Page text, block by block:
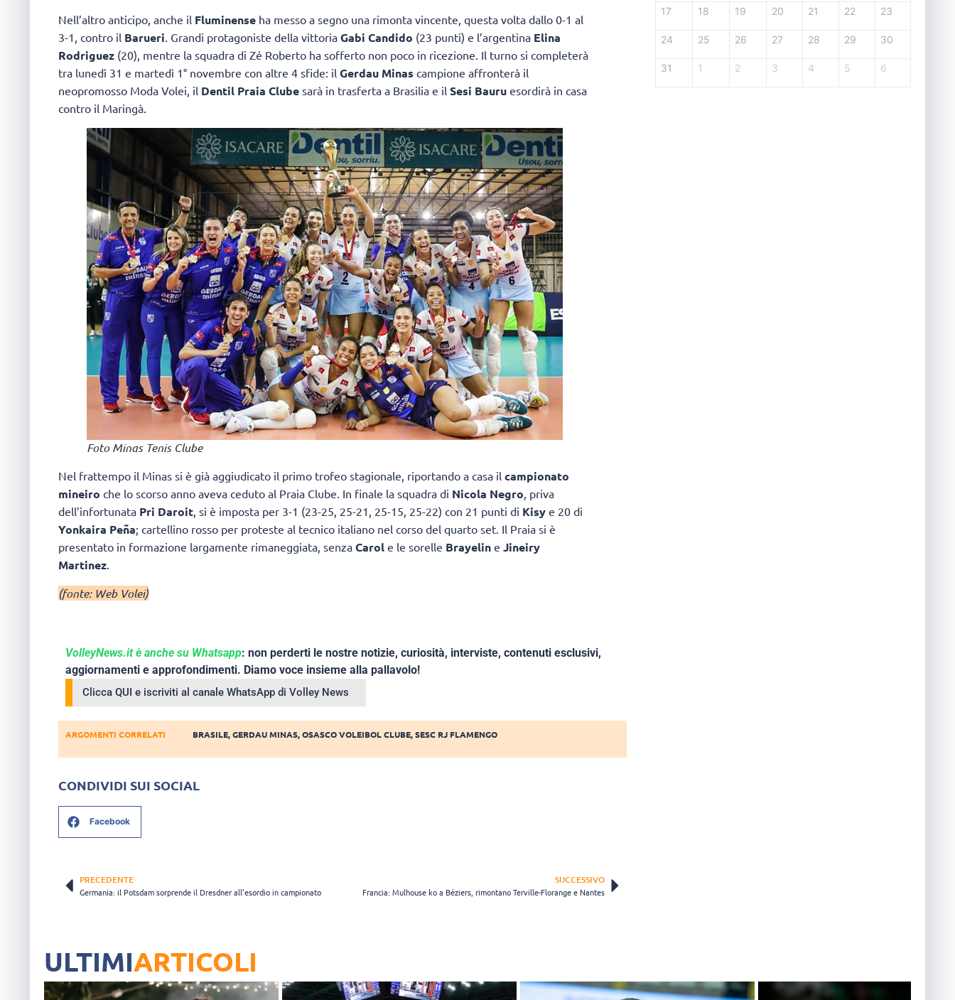
Nell’altro anticipo, anche il Fluminense ha messo a segno una rimonta vincente, questa volta dallo 0-1 al
3-1, contro il Barueri . Grandi protagoniste della vittoria Gabi Candido (23 punti) e l’argentina Elina
Rodriguez (20), mentre la squadra di Zé Roberto ha sofferto non poco in ricezione. Il turno si completerà
tra lunedì 31 e martedì 1° novembre con altre 4 sfide: il Gerdau Minas campione affronterà il
neopromosso Moda Volei, il Dentil Praia Clube sarà in trasferta a Brasilia e il Sesi Bauru esordirà in casa
contro il Maringà.
Foto Minas Tenis Clube
Nel frattempo il Minas si è già aggiudicato il primo trofeo stagionale, riportando a casa il campionato
mineiro che lo scorso anno aveva ceduto al Praia Clube. In finale la squadra di Nicola Negro, priva
dell’infortunata Pri Daroit, si è imposta per 3-1 (23-25, 25-21, 25-15, 25-22) con 21 punti di Kisy e 20 di
Yonkaira Peña; cartellino rosso per proteste al tecnico italiano nel corso del quarto set. Il Praia si è
presentato in formazione largamente rimaneggiata, senza Carol e le sorelle Brayelin e Jineiry
Martinez.
(fonte: Web Volei)
VolleyNews.it è anche su Whatsapp: non perderti le nostre notizie, curiosità, interviste, contenuti esclusivi,
aggiornamenti e approfondimenti. Diamo voce insieme alla pallavolo!
Clicca QUI e iscriviti al canale WhatsApp di Volley News
ARGOMENTI CORRELATI BRASILE,GERDAU MINAS,OSASCO VOLEIBOL CLUBE,SESC RJ FLAMENGO
CONDIVIDI SUI SOCIAL
Facebook
PRECEDENTE
Germania: il Potsdam sorprende il Dresdner all’esordio in campionato
SUCCESSIVO
Francia: Mulhouse ko a Béziers, rimontano Terville-Florange e Nantes
17 18 19 20 21 22 23
24 25 26 27 28 29 30
31 1 2 3 4 5 6
ULTIMIARTICOLI